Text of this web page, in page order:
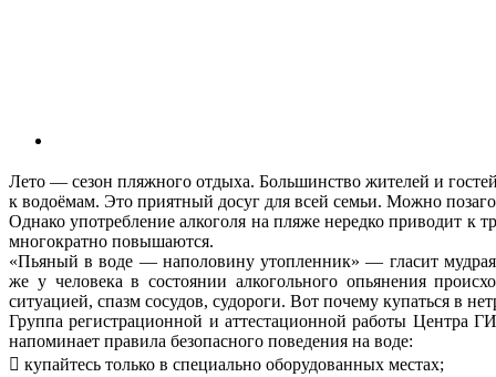
Лето — сезон пляжного отдыха. Большинство жителей и
к водоёмам. Это приятный досуг для всей семьи. Можно
Однако употребление алкоголя на пляже нередко приводит к
многократно повышаются.
«Пьяный в воде — наполовину утопленник» — гласит
же у человека в состоянии алкогольного опьянения
ситуацией, спазм сосудов, судороги. Вот почему купаться в
Группа регистрационной и аттестационной работы
напоминает правила безопасного поведения на воде:
 купайтесь только в специально оборудованных местах;